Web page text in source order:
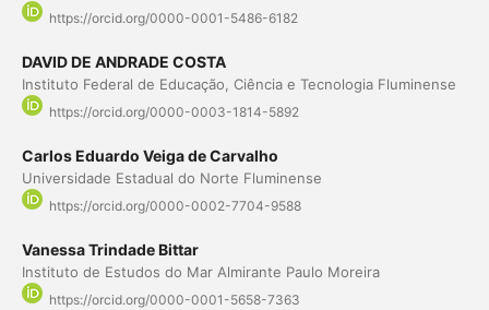
https://orcid.org/0000-0001-5486-6182
DAVID DE ANDRADE COSTA
Instituto Federal de Educação, Ciência e Tecnologia Fluminense
https://orcid.org/0000-0003-1814-5892
Carlos Eduardo Veiga de Carvalho
Universidade Estadual do Norte Fluminense
https://orcid.org/0000-0002-7704-9588
Vanessa Trindade Bittar
Instituto de Estudos do Mar Almirante Paulo Moreira
https://orcid.org/0000-0001-5658-7363